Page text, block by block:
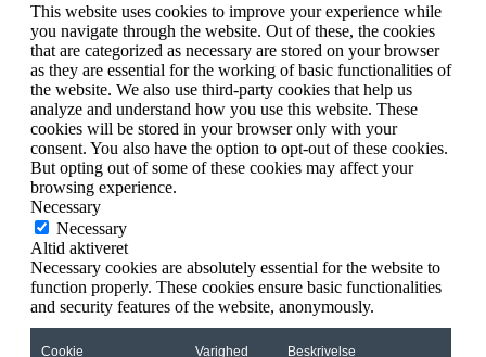
This website uses cookies to improve your experience while
you navigate through the website. Out of these, the cookies
that are categorized as necessary are stored on your browser
as they are essential for the working of basic functionalities of
the website. We also use third-party cookies that help us
analyze and understand how you use this website. These
cookies will be stored in your browser only with your
consent. You also have the option to opt-out of these cookies.
But opting out of some of these cookies may affect your
browsing experience.
Necessary
Necessary
Altid aktiveret
Necessary cookies are absolutely essential for the website to
function properly. These cookies ensure basic functionalities
and security features of the website, anonymously.
Cookie Varighed Beskrivelse